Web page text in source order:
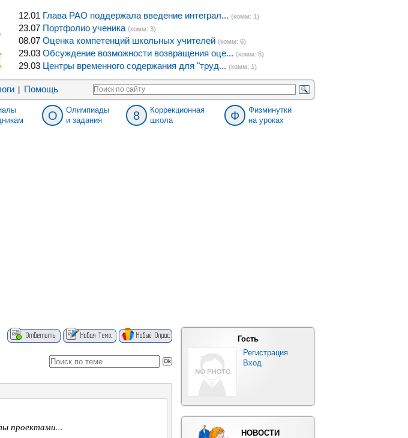
12.01 Глава РАО поддержала введение интеграл... (комм: 1)
23.07 Портфолио ученика (комм: 3)
08.07 Оценка компетенций школьных учителей (комм: 6)
29.03 Обсуждение возможности возвращения оце... (комм: 5)
29.03 Центры временного содержания для "труд... (комм: 1)
Помощь
О
Олимпиады
и задания
8
Коррекционная
школа
Ф
Физминутки
на уроках
проектами...
Гость
Регистрация
Вход
НОВОСТИ